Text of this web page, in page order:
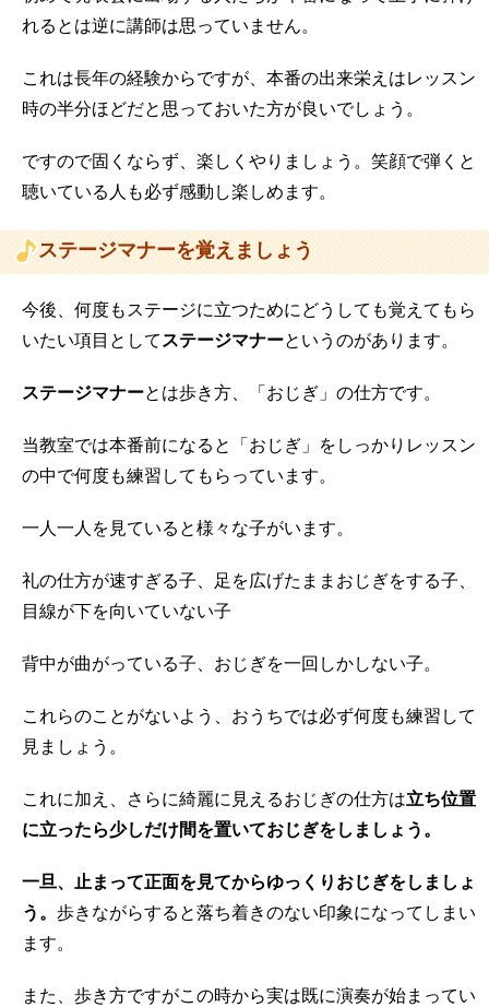
れるとは逆に講師は思っていません。
これは長年の経験からですが、本番の出来栄えはレッスン
時の半分ほどだと思っておいた方が良いでしょう。
ですので固くならず、楽しくやりましょう。笑顔で弾くと
聴いている人も必ず感動し楽しめます。
ステージマナーを覚えましょう
今後、何度もステージに立つためにどうしても覚えてもら
いたい項目としてステージマナーというのがあります。
ステージマナーとは歩き方、「おじぎ」の仕方です。
当教室では本番前になると「おじぎ」をしっかりレッスン
の中で何度も練習してもらっています。
一人一人を見ていると様々な子がいます。
礼の仕方が速すぎる子、足を広げたままおじぎをする子、
目線が下を向いていない子
背中が曲がっている子、おじぎを一回しかしない子。
これらのことがないよう、おうちでは必ず何度も練習して
見ましょう。
これに加え、さらに綺麗に見えるおじぎの仕方は立ち位置
に立ったら少しだけ間を置いておじぎをしましょう。
一旦、止まって正面を見てからゆっくりおじぎをしましょ
う。 歩きながらすると落ち着きのない印象になってしまい
ます。
また、歩き方ですがこの時から実は既に演奏が始まってい